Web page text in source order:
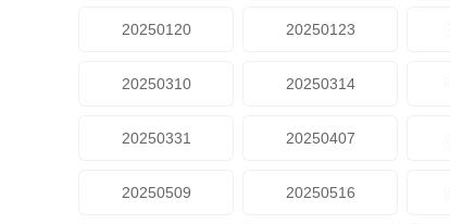
20250120 20250123
20250310 20250314
20250331 20250407
20250509 20250516